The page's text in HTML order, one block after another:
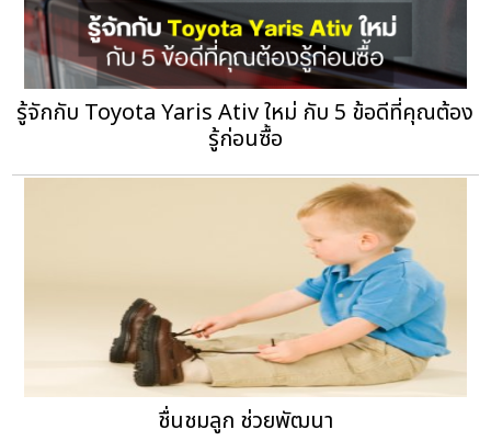
รู้จักกับ Toyota Yaris Ativ ใหม่ กับ 5 ข้อดีที่คุณต้อง
รู้ก่อนซื้อ
ชื่นชมลูก ช่วยพัฒนา